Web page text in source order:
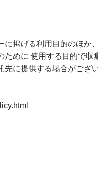
掲げる利用目的のほ
めに 使用する目的で
に提供する場合がござ